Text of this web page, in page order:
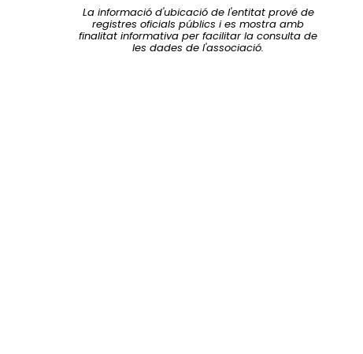
La informació d'ubicació de l'entitat prové de
registres oficials públics i es mostra amb
finalitat informativa per facilitar la consulta de
les dades de l'associació.